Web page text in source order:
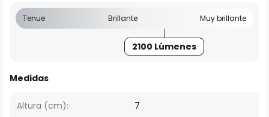
Tenue Brillante Muy brillante
2100 Lúmenes
Medidas
Altura (cm):
7